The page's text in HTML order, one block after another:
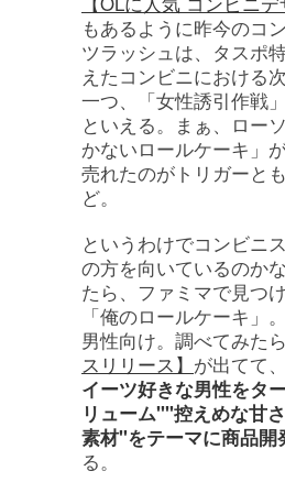
もあるように昨今のコ
ツラッシュは、タスポ
えたコンビニにおける
一つ、「女性誘引作戦
といえる。まぁ、ロー
かないロールケーキ」
売れたのがトリガーと
ど。
というわけでコンビニ
の方を向いているのか
たら、ファミマで見つ
「俺のロールケーキ」
男性向け。調べてみた
スリリース】 が出てて
イーツ好きな男性をタ
リューム""控えめな甘
素材"をテーマに商品開
る。